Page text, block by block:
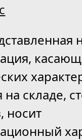
на складе,
носит